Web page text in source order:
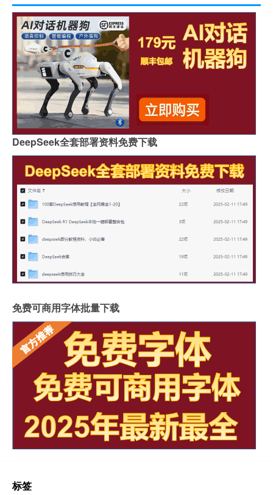
DeepSeek全套部署资料免费下载
免费可商用字体批量下载
标签